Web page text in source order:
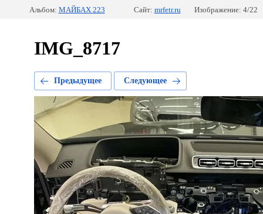
Альбом: МАЙБАХ 223 Сайт: mrfetr.ru Изображение: 4/22
IMG_8717
Предыдущее Следующее